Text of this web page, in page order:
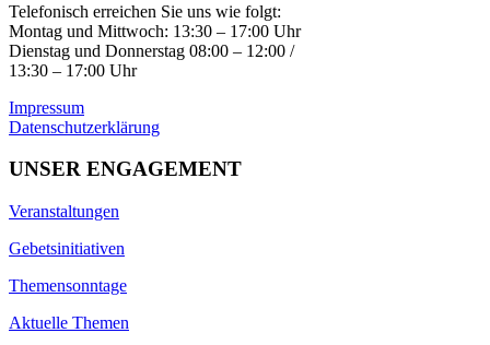
Telefonisch erreichen Sie uns wie folgt:
Montag und Mittwoch: 13:30 – 17:00 Uhr
Dienstag und Donnerstag 08:00 – 12:00 /
13:30 – 17:00 Uhr
Impressum
Datenschutzerklärung
UNSER ENGAGEMENT
Veranstaltungen
Gebetsinitiativen
Themensonntage
Aktuelle Themen